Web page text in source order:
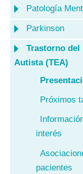
Patología
Parkinson
Trastorno del
Autista (TEA)
Próximos
interés
pacientes